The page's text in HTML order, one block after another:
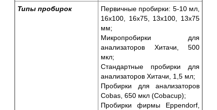
Типы пробирок
Первичные пробирки: 5-10 мл,
16х100, 16х75, 13х100, 13х75
мм;
Микропробирки для
анализаторов Хитачи, 500
мкл;
Стандартные пробирки для
анализаторов Хитачи, 1,5 мл;
Пробирки для анализаторов
Cobas, 650 мкл (Cobacup);
Пробирки фирмы Eppendorf,